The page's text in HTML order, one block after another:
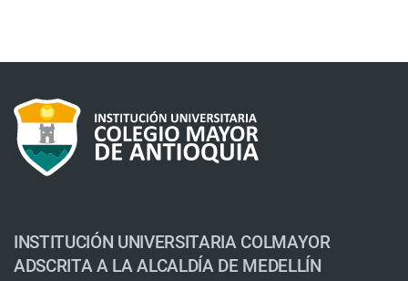
INSTITUCIÓN UNIVERSITARIA COLMAYOR
ADSCRITA A LA ALCALDÍA DE MEDELLÍN